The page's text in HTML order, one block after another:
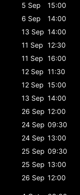
5 Sep
15:00
6 Sep
14:00
13 Sep 14:00
11 Sep 12:30
11 Sep 16:00
12 Sep 11:30
12 Sep 15:00
13 Sep 14:00
26 Sep 12:00
24 Sep 09:30
24 Sep 13:00
25 Sep 09:30
25 Sep 13:00
26 Sep 12:00